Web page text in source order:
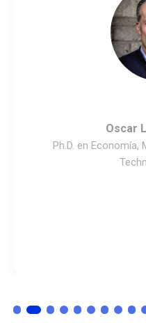
Oscar
Ph.D. en